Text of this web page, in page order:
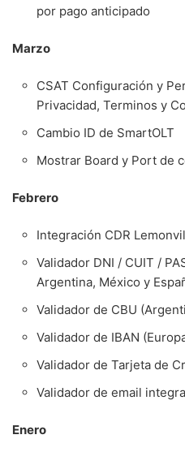
por pago anticipado
Marzo
CSAT Configuración y
Privacidad, Terminos y
Cambio ID de SmartOLT
Mostrar Board y Port de
Febrero
Integración CDR
Validador DNI / CUIT /
Argentina, México y
Validador de CBU
Validador de IBAN
Validador de Tarjeta de
Validador de email
Enero